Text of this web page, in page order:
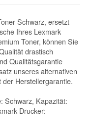
Schwarz, ersetzt
Ihres Lexmark
Toner, können Sie
drastisch
Qualitätsgarantie
unseres alternativen
Herstellergarantie.
Schwarz, Kapazität:
Drucker: